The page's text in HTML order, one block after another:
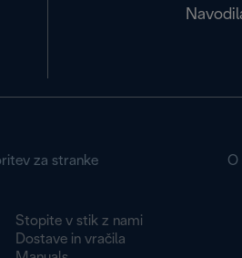
za stranke
Stopite v stik z nami
Dostave in vračila
O